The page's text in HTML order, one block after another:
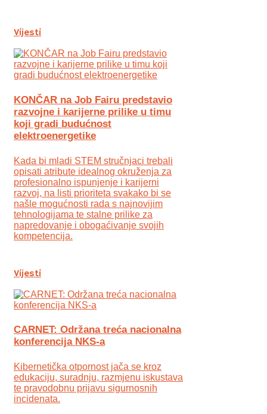
Vijesti
KONČAR na Job Fairu predstavio
razvojne i karijerne prilike u timu
koji gradi budućnost
elektroenergetike
Kada bi mladi STEM stručnjaci trebali
opisati atribute idealnog okruženja za
profesionalno ispunjenje i karijerni
razvoj, na listi prioriteta svakako bi se
našle mogućnosti rada s najnovijim
tehnologijama te stalne prilike za
napredovanje i obogaćivanje svojih
kompetencija.
Vijesti
CARNET: Održana treća nacionalna
konferencija NKS-a
Kibernetička otpornost jača se kroz
edukaciju, suradnju, razmjenu iskustava
te pravodobnu prijavu sigurnosnih
incidenata.